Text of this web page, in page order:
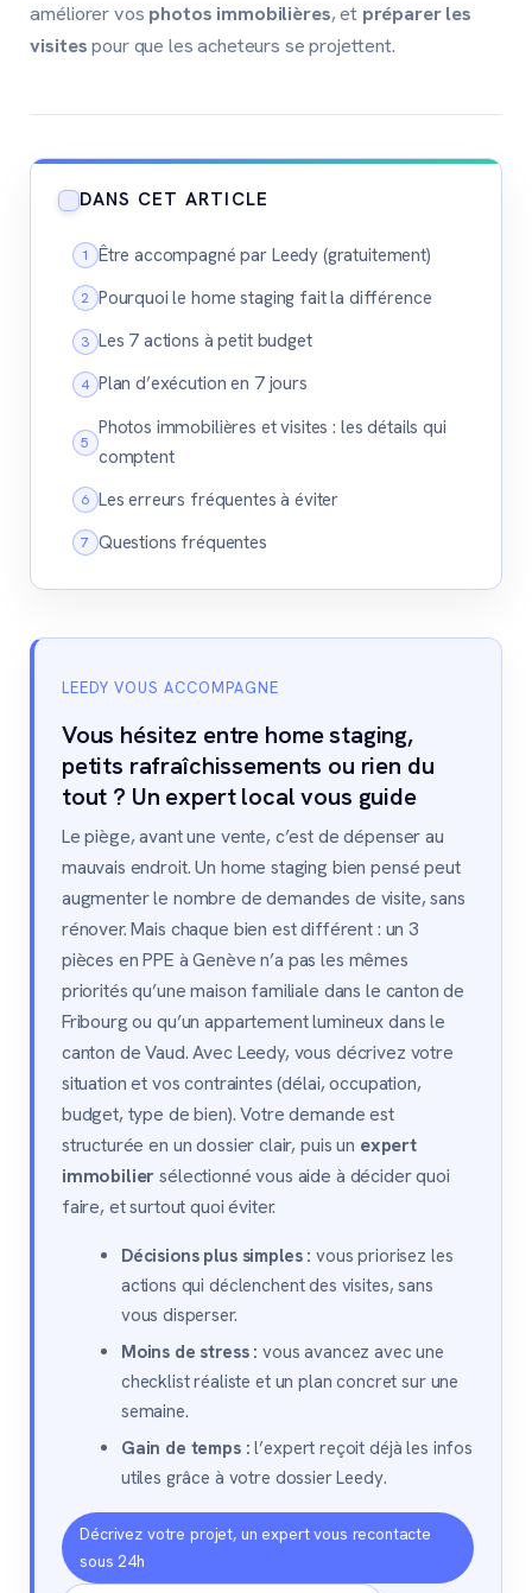
améliorer vos photos immobilières, et préparer les
visitespour que les acheteurs se projettent.
DANS CET ARTICLE
Être accompagné par Leedy (gratuitement)
Pourquoi le home staging fait la différence
Les 7 actions à petit budget
Plan d’exécution en 7 jours
Photos immobilières et visites : les détails qui
comptent
Les erreurs fréquentes à éviter
Questions fréquentes
LEEDY VOUS ACCOMPAGNE
Vous hésitez entre home staging,
petits rafraîchissements ou rien du
tout ? Un expert local vous guide
Le piège, avant une vente, c’est de dépenser au
mauvais endroit. Un home staging bien pensé peut
augmenter le nombre de demandes de visite, sans
rénover. Mais chaque bien est différent : un 3
pièces en PPE à Genève n’a pas les mêmes
priorités qu’une maison familiale dans le canton de
Fribourg ou qu’un appartement lumineux dans le
canton de Vaud. Avec Leedy, vous décrivez votre
situation et vos contraintes (délai, occupation,
budget, type de bien). Votre demande est
structurée en un dossier clair, puis un expert
immobiliersélectionné vous aide à décider quoi
faire, et surtout quoi éviter.
Décisions plus simples : vous priorisez les
actions qui déclenchent des visites, sans
vous disperser.
Moins de stress : vous avancez avec une
checklist réaliste et un plan concret sur une
semaine.
Gain de temps : l’expert reçoit déjà les infos
utiles grâce à votre dossier Leedy.
Décrivez votre projet, un expert vous recontacte
sous 24h